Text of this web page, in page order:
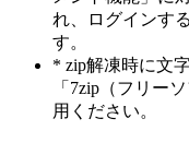
れ、ログインす
す。
* zip解凍時に文
「7zip（フリー
用ください。